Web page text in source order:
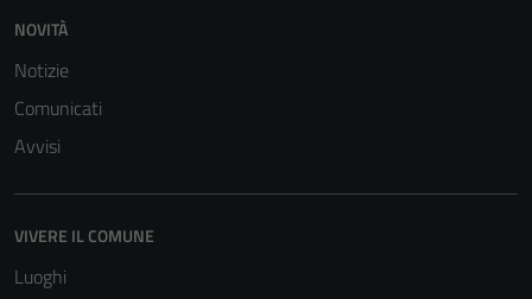
NOVITÀ
Notizie
Comunicati
Avvisi
VIVERE IL COMUNE
Luoghi